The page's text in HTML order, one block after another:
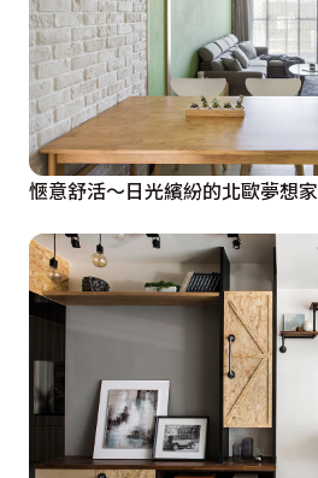
愜意舒活〜日光繽紛的北歐夢想家